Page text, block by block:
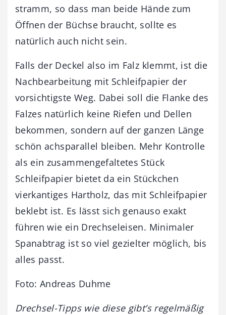
stramm, so dass man beide Hände zum
Öffnen der Büchse braucht, sollte es
natürlich auch nicht sein.
Falls der Deckel also im Falz klemmt, ist die
Nachbearbeitung mit Schleifpapier der
vorsichtigste Weg. Dabei soll die Flanke des
Falzes natürlich keine Riefen und Dellen
bekommen, sondern auf der ganzen Länge
schön achsparallel bleiben. Mehr Kontrolle
als ein zusammengefaltetes Stück
Schleifpapier bietet da ein Stückchen
vierkantiges Hartholz, das mit Schleifpapier
beklebt ist. Es lässt sich genauso exakt
führen wie ein Drechseleisen. Minimaler
Spanabtrag ist so viel gezielter möglich, bis
alles passt.
Foto: Andreas Duhme
Drechsel-Tipps wie diese gibt’s regelmäßig